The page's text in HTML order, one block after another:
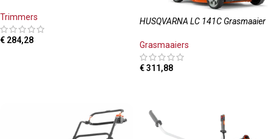
Trimmers
€ 284,28
HUSQVARNA LC 141C Grasmaaier
Grasmaaiers
€311,88